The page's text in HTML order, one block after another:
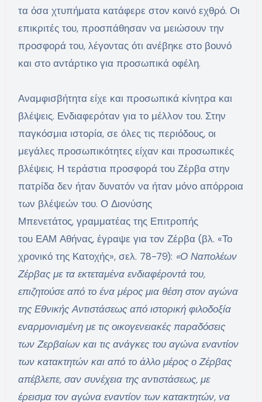
τα όσα χτυπήματα κατάφερε στον κοινό εχθρό. Οι
επικριτές του, προσπάθησαν να μειώσουν την
προσφορά του, λέγοντας ότι ανέβηκε στο βουνό
και στο αντάρτικο για προσωπικά οφέλη.
Αναμφισβήτητα είχε και προσωπικά κίνητρα και
βλέψεις. Ενδιαφερόταν για το μέλλον του. Στην
παγκόσμια ιστορία, σε όλες τις περιόδους, οι
μεγάλες προσωπικότητες είχαν και προσωπικές
βλέψεις. Η τεράστια προσφορά του Ζέρβα στην
πατρίδα δεν ήταν δυνατόν να ήταν μόνο απόρροια
των βλέψεών του. Ο Διονύσης
Μπενετάτος, γραμματέας της Επιτροπής
του ΕΑΜ Αθήνας, έγραψε για τον Ζέρβα (βλ. «Το
χρονικό της Κατοχής», σελ. 78-79): «Ο Ναπολέων
Ζέρβας με τα εκτεταμένα ενδιαφέροντά του,
επιζητούσε από το ένα μέρος μια θέση στον αγώνα
της Εθνικής Αντιστάσεως από ιστορική φιλοδοξία
εναρμονισμένη με τις οικογενειακές παραδόσεις
των Ζερβαίων και τις ανάγκες του αγώνα εναντίον
των κατακτητών και από το άλλο μέρος ο Ζέρβας
απέβλεπε, σαν συνέχεια της αντιστάσεως, με
έρεισμα τον αγώνα εναντίον των κατακτητών, να